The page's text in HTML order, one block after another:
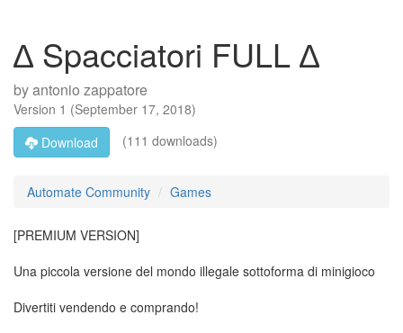
∆ Spacciatori FULL ∆
byantonio zappatore
Version 1 (September 17, 2018)
Download
(111 downloads)
Automate Community Games
[PREMIUM VERSION]
Una piccola versione del mondo illegale sottoforma di minigioco
Divertiti vendendo e comprando!